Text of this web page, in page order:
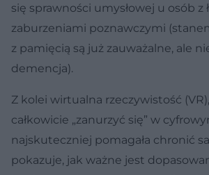
się sprawności umysłowej u osób z
zaburzeniami poznawczymi
z pamięcią są już zauważalne, ale
demencja).
Z kolei wirtualna rzeczywistość
całkowicie „zanurzyć się” w
najskuteczniej pomagała chronić
pokazuje, jak ważne jest